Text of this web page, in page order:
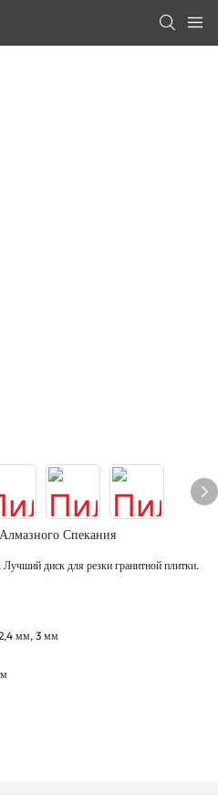
Спекания
диск для резки гранитной плитки.
мм, 3 мм